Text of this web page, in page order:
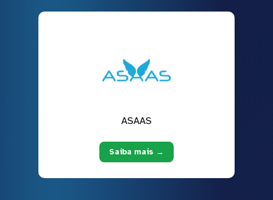
ASAAS
Saiba mais →